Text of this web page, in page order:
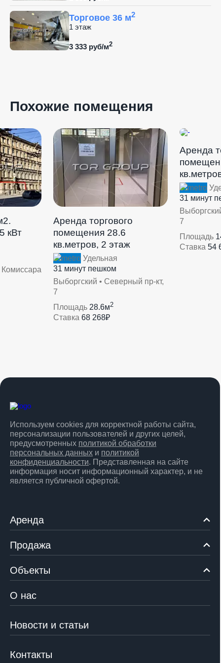
Торговое 36 м2
1 этаж
3 333 руб/м2
Похожие помещения
кВт
Аренда торгового
помещения 28.6
кв.метров, 2 этаж
Удельная
31 минут пешком
Выборгский • Северный пр-кт,
7
Площадь 28.6м2
Ставка 68 268₽
Аренда
31 минут
7
Площадь
Ставка 54
Используем cookies для корректной работы сайта,
персонализации пользователей и других целей,
предусмотренных политикой обработки
персональных данных и политикой
конфиденциальности. Представленная на сайте
информация носит информационный характер, и не
является публичной офертой.
Аренда
Продажа
Объекты
О нас
Новости и статьи
Контакты